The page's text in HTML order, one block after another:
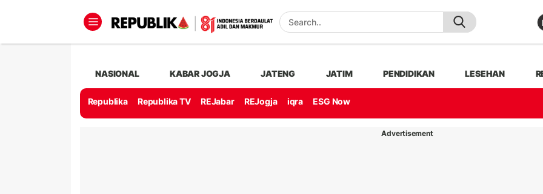
NASIONAL KABAR JOGJA JATENG JATIM PENDIDIKAN LESEHAN
Republika Republika TV REJabar REJogja iqra ESG Now
Advertisement